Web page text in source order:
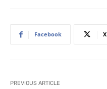
Facebook X
PREVIOUS ARTICLE